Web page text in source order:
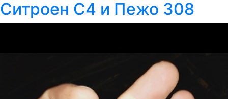
Ситроен С4 и Пежо 308